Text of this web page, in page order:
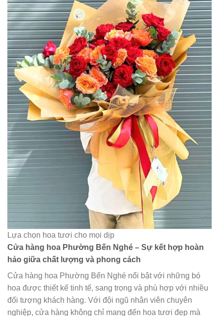
Lựa chọn hoa tươi cho mọi dịp
Cửa hàng hoa Phường Bến Nghé – Sự kết hợp hoàn
hảo giữa chất lượng và phong cách
Cửa hàng hoa Phường Bến Nghé nổi bật với những bó
hoa được thiết kế tinh tế, sang trọng và phù hợp với nhiều
đối tượng khách hàng. Với đội ngũ nhân viên chuyên
nghiệp, cửa hàng không chỉ mang đến hoa tươi đẹp mà